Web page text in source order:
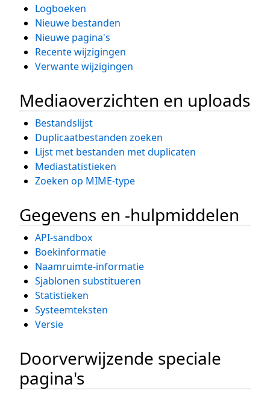
Logboeken
Nieuwe bestanden
Nieuwe pagina's
Recente wijzigingen
Verwante wijzigingen
Mediaoverzichten en uploads
Bestandslijst
Duplicaatbestanden zoeken
Lijst met bestanden met duplicaten
Mediastatistieken
Zoeken op MIME-type
Gegevens en -hulpmiddelen
API-sandbox
Boekinformatie
Naamruimte-informatie
Sjablonen substitueren
Statistieken
Systeemteksten
Versie
Doorverwijzende speciale
pagina's